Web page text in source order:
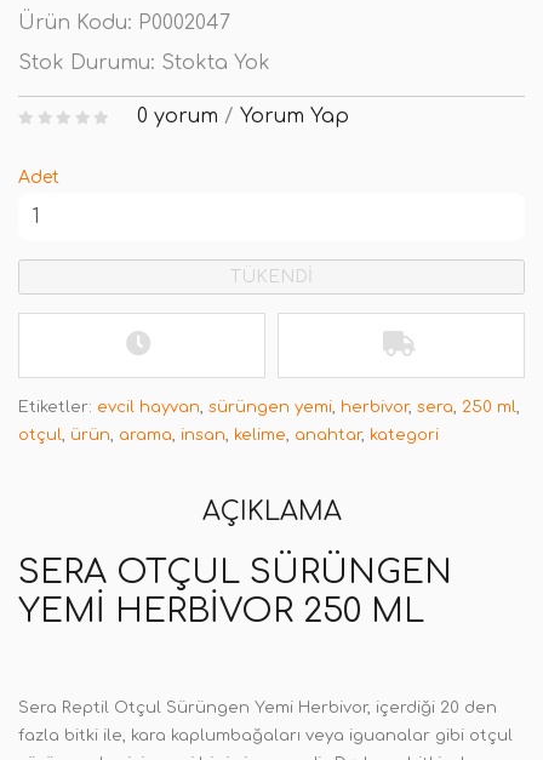
Ürün Kodu: P0002047
Stok Durumu: Stokta Yok
0 yorum / Yorum Yap
Adet
TÜKENDİ
Etiketler: evcil hayvan, sürüngen yemi, herbivor, sera, 250 ml,
otçul, ürün, arama, insan, kelime, anahtar, kategori
AÇIKLAMA
SERA OTÇUL SÜRÜNGEN
YEMI HERBIVOR 250 ML
Sera Reptil Otçul Sürüngen Yemi Herbivor, içerdiği 20 den
fazla bitki ile, kara kaplumbağaları veya iguanalar gibi otçul